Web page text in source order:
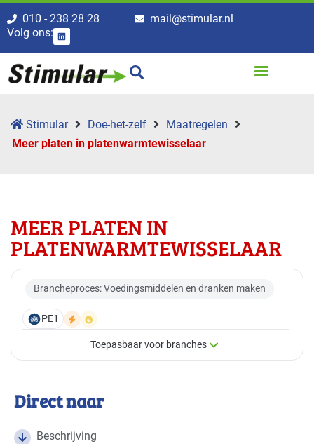
010 - 238 28 28
mail@stimular.nl
Volg ons:
Stimular Doe-het-zelf
Maatregelen
Meer platen in platenwarmte­wisselaar
MEER PLATEN IN
PLATENWARMTE­WISSELAAR
Brancheproces: Voedingsmiddelen en dranken maken
PE1
Toepasbaar voor branches
Toepasbaar voor branches
branches
Direct naar
Beschrijving